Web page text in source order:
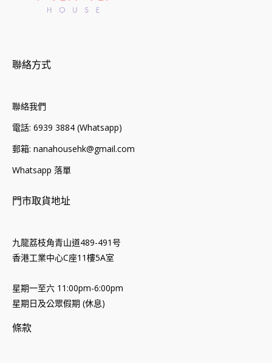
聯絡方式
聯絡我們
電話: 6939 3884 (Whatsapp)
郵箱: nanahousehk@gmail.com
Whatsapp 落單
門市取貨地址
九龍荔枝角青山道489-491号
香港工業中心C座11樓5A室
星期一至六 11:00pm-6:00pm
星期日及公眾假期 (休息)
條款